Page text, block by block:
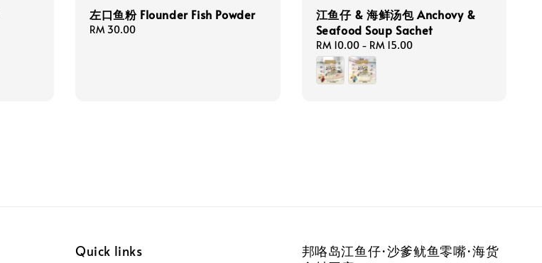
左口鱼粉 Flounder Fish Powder
Regular
RM 30.00
江鱼仔 & 海鲜汤包 Anchovy &
Seafood Soup Sachet
Regular
price
RM 10.00 - RM 15.00
Quick links
邦咯岛江鱼仔·沙爹鱿鱼零嘴·海货